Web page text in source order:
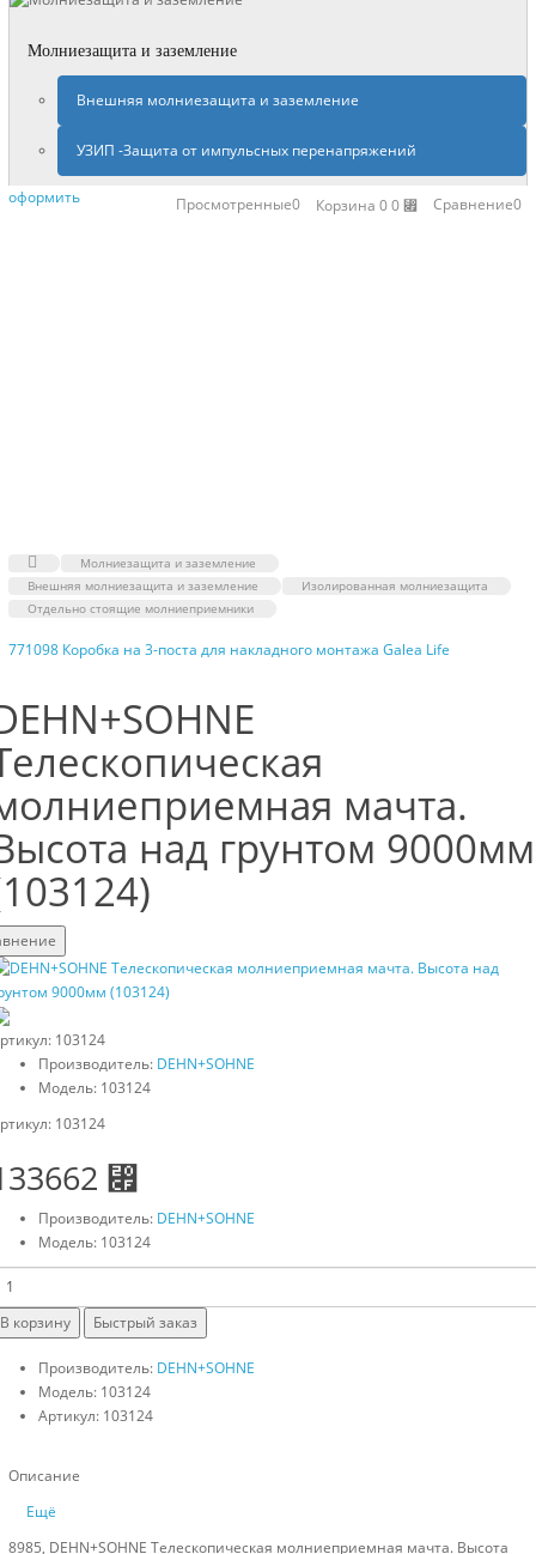
Молниезащита и заземление
Внешняя молниезащита и заземление
УЗИП -Защита от импульсных перенапряжений
оформить Просмотренные0 Корзина 00 ⃏ Сравнение0
Молниезащита и заземление
Внешняя молниезащита и заземление
Изолированная молниезащита
Отдельно стоящие молниеприемники
771098 Коробка на 3-поста для накладного монтажа Galea Life
мачта.
над грунтом 9000мм
103124
Производитель: DEHN+SOHNE
Модель: 103124
103124
⃏
Производитель: DEHN+SOHNE
Модель: 103124
В корзину Быстрый заказ
Производитель: DEHN+SOHNE
Модель: 103124
Артикул: 103124
Описание
Ещё
8985, DEHN+SOHNE Телескопическая молниеприемная мачта. Высота